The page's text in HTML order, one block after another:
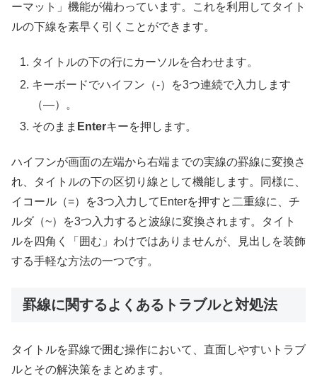
ーマット」機能が備わっています。これを利用してタイト
ルの下線を素早く引くことができます。
タイトルの下の行にカーソルを合わせます。
キーボードでハイフン（-）を3つ連続で入力します
（—）。
そのまま Enterキーを押します。
ハイフンが画面の左端から右端までの実線の罫線に変換さ
れ、タイトルの下の区切り線として機能します。同様に、
イコール（=）を3つ入力してEnterを押すと二重線に、チ
ルダ（~）を3つ入力すると波線に変換されます。タイト
ルを四角く「囲む」わけではありませんが、見出しを装飾
する手軽な方法の一つです。
罫線に関するよくあるトラブルと対処法
タイトルを罫線で囲む操作において、直面しやすいトラブ
ルとその解決策をまとめます。